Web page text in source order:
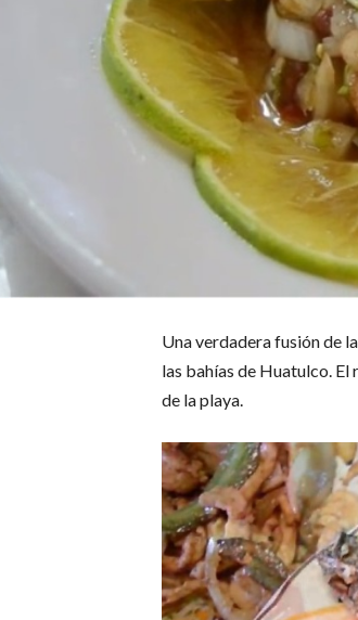
Una verdadera fusión de
las bahías de Huatulco. El
de la playa.